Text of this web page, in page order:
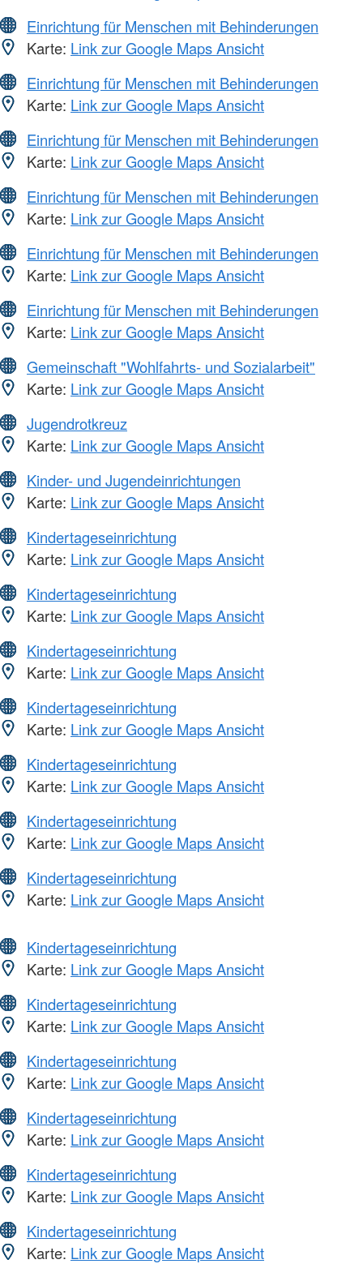
Einrichtung für Menschen mit Behinderungen
Karte: Link zur Google Maps Ansicht
Einrichtung für Menschen mit Behinderungen
Karte: Link zur Google Maps Ansicht
Einrichtung für Menschen mit Behinderungen
Karte: Link zur Google Maps Ansicht
Einrichtung für Menschen mit Behinderungen
Karte: Link zur Google Maps Ansicht
Einrichtung für Menschen mit Behinderungen
Karte: Link zur Google Maps Ansicht
Einrichtung für Menschen mit Behinderungen
Karte: Link zur Google Maps Ansicht
Gemeinschaft "Wohlfahrts- und Sozialarbeit"
Karte: Link zur Google Maps Ansicht
Jugendrotkreuz
Karte: Link zur Google Maps Ansicht
Kinder- und Jugendeinrichtungen
Karte: Link zur Google Maps Ansicht
Kindertageseinrichtung
Karte: Link zur Google Maps Ansicht
Kindertageseinrichtung
Karte: Link zur Google Maps Ansicht
Kindertageseinrichtung
Karte: Link zur Google Maps Ansicht
Kindertageseinrichtung
Karte: Link zur Google Maps Ansicht
Kindertageseinrichtung
Karte: Link zur Google Maps Ansicht
Kindertageseinrichtung
Karte: Link zur Google Maps Ansicht
Kindertageseinrichtung
Karte: Link zur Google Maps Ansicht
Kindertageseinrichtung
Karte: Link zur Google Maps Ansicht
Kindertageseinrichtung
Karte: Link zur Google Maps Ansicht
Kindertageseinrichtung
Karte: Link zur Google Maps Ansicht
Kindertageseinrichtung
Karte: Link zur Google Maps Ansicht
Kindertageseinrichtung
Karte: Link zur Google Maps Ansicht
Kindertageseinrichtung
Karte: Link zur Google Maps Ansicht